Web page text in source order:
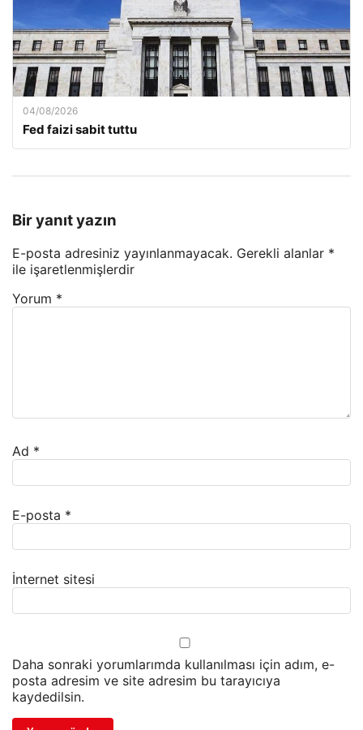
04/08/2026
Fed faizi sabit tuttu
Bir yanıt yazın
E-posta adresiniz yayınlanmayacak. Gerekli alanlar *
ile işaretlenmişlerdir
Yorum *
Ad *
E-posta *
İnternet sitesi
Daha sonraki yorumlarımda kullanılması için adım, e-
posta adresim ve site adresim bu tarayıcıya
kaydedilsin.